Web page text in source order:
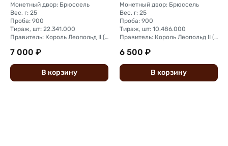
Монетный двор: Брюссель
Вес, г: 25
Проба: 900
Тираж, шт: 22.341.000
Правитель: Король Леопольд II (1865 - 1909)
7 000 ₽
В корзину
Монетный двор: Брюссель
Вес, г: 25
Проба: 900
Тираж, шт: 10.486.000
Правитель: Король Леопольд II (1865 - 1909)
6 500 ₽
В корзину